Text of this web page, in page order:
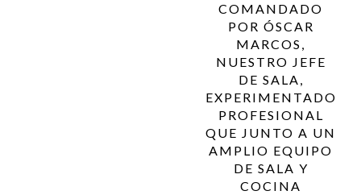
COMANDADO
POR ÓSCAR
MARCOS,
NUESTRO JEFE
DE SALA,
EXPERIMENTADO
PROFESIONAL
QUE JUNTO A UN
AMPLIO EQUIPO
DE SALA Y
COCINA